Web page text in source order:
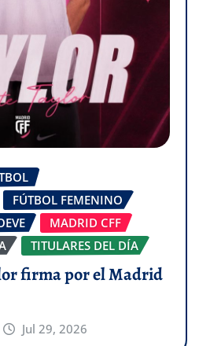
FÚTBOL FEMENINO
MADRID CFF
TITULARES DEL DÍA
firma por el Madrid
Jul 29, 2026